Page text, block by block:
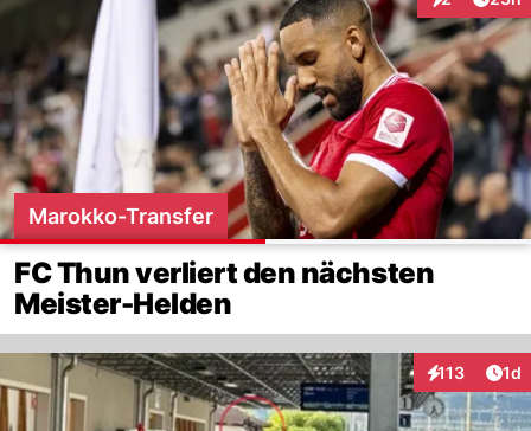
Interaktionen
Marokko-Transfer
FC Thun verliert den nächsten
Meister-Helden
113
Interaktionen
1d